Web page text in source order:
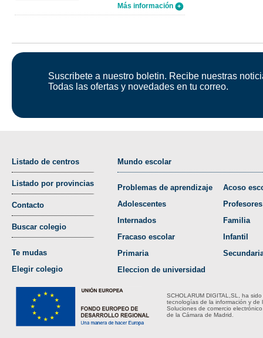
Más información
Suscribete a nuestro boletin. Recibe nuestras
Todas las ofertas y novedades en tu correo.
Listado de centros
Listado por provincias
Contacto
Buscar colegio
Te mudas
Elegir colegio
Mundo escolar
Problemas de aprendizaje
Adolescentes
Internados
Fracaso escolar
Primaria
Eleccion de universidad
Acoso
Profesores
Familia
Infantil
SCHOLARUM DIGITAL,SL, ha
tecnologías de la información y de
Soluciones de comercio
de la Cámara de Madrid.